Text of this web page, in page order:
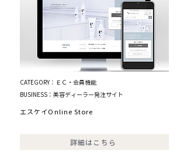
CATEGORY：ＥＣ・会員機能
BUSINESS：美容ディーラー発注サイト
エスケイOnline Store
詳細はこちら